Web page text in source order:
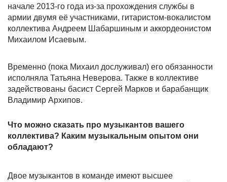
начале 2013-го года из-за прохождения службы в
армии двумя её участниками, гитаристом-вокалистом
коллектива Андреем Шабаршиным и аккордеонистом
Михаилом Исаевым.
Временно (пока Михаил дослуживал) его обязанности
исполняла Татьяна Неверова. Также в коллективе
задействованы басист Сергей Марков и барабанщик
Владимир Архипов.
Что можно сказать про музыкантов вашего
коллектива? Каким музыкальным опытом они
обладают?
Двое музыкантов в команде имеют высшее